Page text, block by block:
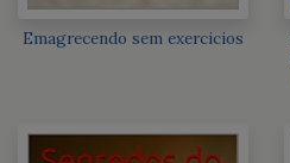
Emagrecendo sem exercicios